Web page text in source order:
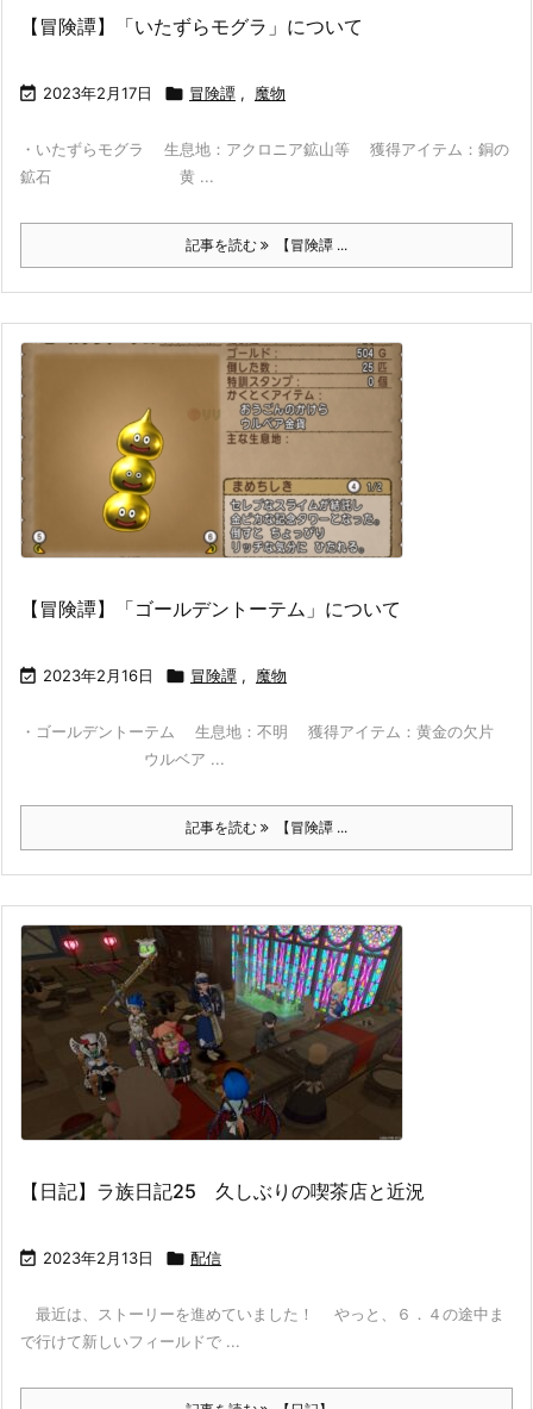
【冒険譚】「いたずらモグラ」について
 2023年2月17日  冒険譚 , 魔物
・いたずらモグラ 生息地：アクロニア鉱山等 獲得アイテム：銅の
鉱石 黄 ...
記事を読む 【冒険譚 ...
【冒険譚】「ゴールデントーテム」について
 2023年2月16日  冒険譚 , 魔物
・ゴールデントーテム 生息地：不明 獲得アイテム：黄金の欠片
ウルベア ...
記事を読む 【冒険譚 ...
【日記】ラ族日記25 久しぶりの喫茶店と近況
 2023年2月13日  配信
最近は、ストーリーを進めていました！ やっと、６．４の途中ま
で行けて新しいフィールドで ...